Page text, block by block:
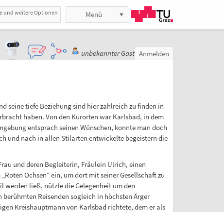
und weitere Optionen Menü
unbekannter Gast Anmelden
seine tiefe Beziehung sind hier zahlreich zu finden in
haben. Von den Kurorten war Karlsbad, in dem
entsprach seinen Wünschen, konnte man doch
und nach in allen Stilarten entwickelte begeistern die
und deren Begleiterin, Fräulein Ulrich, einen
Ochsen“ ein, um dort mit seiner Gesellschaft zu
werden ließ, nützte die Gelegenheit um den
Reisenden sogleich in höchsten Ärger
Kreishauptmann von Karlsbad richtete, dem er als